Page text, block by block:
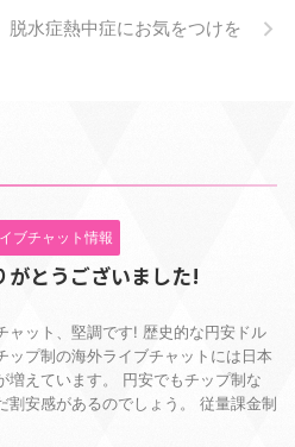
脱水症熱中症にお気をつけを
ブチャット情報
がとうございました!
ャット、堅調です! 歴史的な円安ドル
ップ制の海外ライブチャットには日本
増えています。 円安でもチップ制な
割安感があるのでしょう。 従量課金制